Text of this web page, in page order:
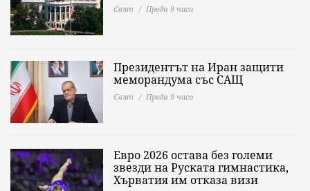
Свят Преди 9 часа
Президентът на Иран защити
меморандума със САЩ
Свят Преди 9 часа
Евро 2026 остава без големи
звезди на Руската гимнастика,
Хърватия им отказа визи